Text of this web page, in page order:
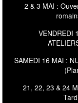
2 & 3 MAI :
VENDREDI
SAMEDI 16 MAI :
21, 22, 23 & 24